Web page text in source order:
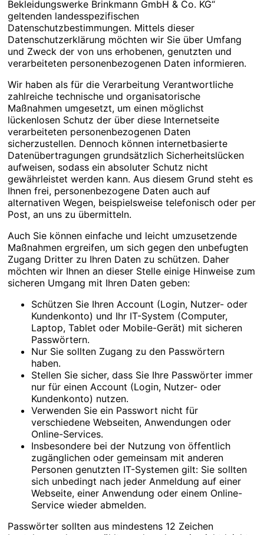
Bekleidungswerke Brinkmann GmbH & Co. KG“
geltenden landesspezifischen
Datenschutzbestimmungen. Mittels dieser
Datenschutzerklärung möchten wir Sie über Umfang
und Zweck der von uns erhobenen, genutzten und
verarbeiteten personenbezogenen Daten informieren.
Wir haben als für die Verarbeitung Verantwortliche
zahlreiche technische und organisatorische
Maßnahmen umgesetzt, um einen möglichst
lückenlosen Schutz der über diese Internetseite
verarbeiteten personenbezogenen Daten
sicherzustellen. Dennoch können internetbasierte
Datenübertragungen grundsätzlich Sicherheitslücken
aufweisen, sodass ein absoluter Schutz nicht
gewährleistet werden kann. Aus diesem Grund steht es
Ihnen frei, personenbezogene Daten auch auf
alternativen Wegen, beispielsweise telefonisch oder per
Post, an uns zu übermitteln.
Auch Sie können einfache und leicht umzusetzende
Maßnahmen ergreifen, um sich gegen den unbefugten
Zugang Dritter zu Ihren Daten zu schützen. Daher
möchten wir Ihnen an dieser Stelle einige Hinweise zum
sicheren Umgang mit Ihren Daten geben:
Schützen Sie Ihren Account (Login, Nutzer- oder
Kundenkonto) und Ihr IT-System (Computer,
Laptop, Tablet oder Mobile-Gerät) mit sicheren
Passwörtern.
Nur Sie sollten Zugang zu den Passwörtern
haben.
Stellen Sie sicher, dass Sie Ihre Passwörter immer
nur für einen Account (Login, Nutzer- oder
Kundenkonto) nutzen.
Verwenden Sie ein Passwort nicht für
verschiedene Webseiten, Anwendungen oder
Online-Services.
Insbesondere bei der Nutzung von öffentlich
zugänglichen oder gemeinsam mit anderen
Personen genutzten IT-Systemen gilt: Sie sollten
sich unbedingt nach jeder Anmeldung auf einer
Webseite, einer Anwendung oder einem Online-
Service wieder abmelden.
Passwörter sollten aus mindestens 12 Zeichen